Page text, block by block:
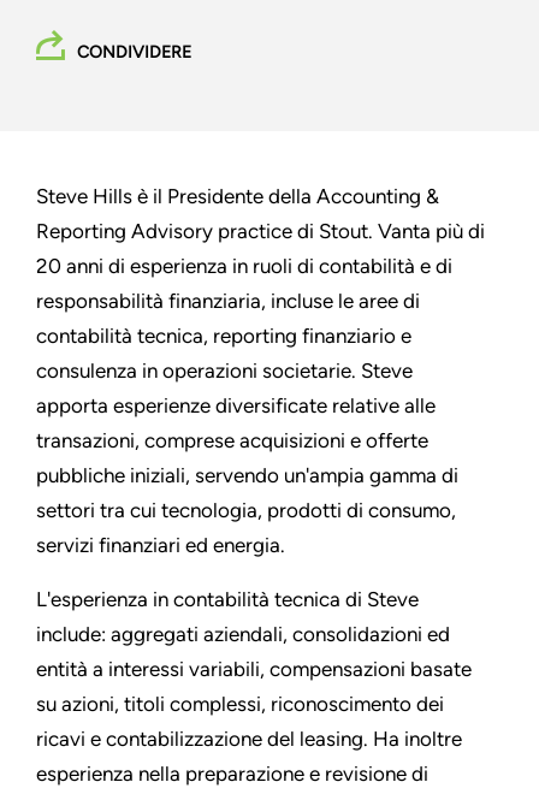
CONDIVIDERE
Steve Hills è il Presidente della Accounting &
Reporting Advisory practice di Stout. Vanta più di
20 anni di esperienza in ruoli di contabilità e di
responsabilità finanziaria, incluse le aree di
contabilità tecnica, reporting finanziario e
consulenza in operazioni societarie. Steve
apporta esperienze diversificate relative alle
transazioni, comprese acquisizioni e offerte
pubbliche iniziali, servendo un'ampia gamma di
settori tra cui tecnologia, prodotti di consumo,
servizi finanziari ed energia.
L'esperienza in contabilità tecnica di Steve
include: aggregati aziendali, consolidazioni ed
entità a interessi variabili, compensazioni basate
su azioni, titoli complessi, riconoscimento dei
ricavi e contabilizzazione del leasing. Ha inoltre
esperienza nella preparazione e revisione di